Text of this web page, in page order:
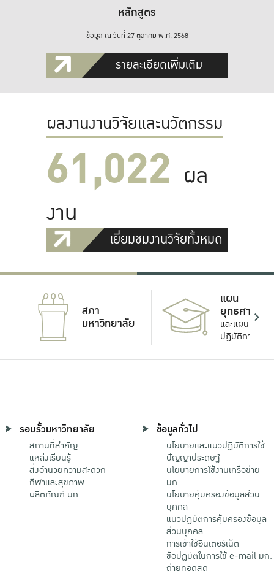
หลักสูตร
ข้อมูล ณ วันที่ 27 ตุลาคม พ.ศ. 2568
รายละเอียดเพิ่มเติม
ผลงานงานวิจัยและนวัตกรรม
61,022 ผล
งาน
เยี่ยมชมงานวิจัยทั้งหมด
สภา
มหาวิทยาลัย
แผน
ยุทธศาสตร์
และแผน
ปฏิบัติการ
รอบรั้วมหาวิทยาลัย
สถานที่สำคัญ
แหล่งเรียนรู้
สิ่งอำนวยความสะดวก
กีฬาและสุขภาพ
ผลิตภัณฑ์ มก.
ข้อมูลทั่วไป
นโยบายและแนวปฏิบัติการใช้
ปัญญาประดิษฐ์
นโยบายการใช้งานเครือข่าย
มก.
นโยบายคุ้มครองข้อมูลส่วน
บุคคล
แนวปฏิบัติการคุ้มครองข้อมูล
ส่วนบุคคล
การเข้าใช้อินเตอร์เน็ต
ข้อปฏิบัติในการใช้ e-mail มก.
ถ่ายทอดสด